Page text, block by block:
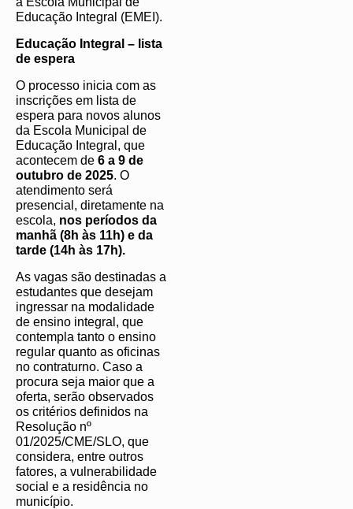
Educação Integral (EMEI).
Educação Integral – lista
de espera
O processo inicia com as
inscrições em lista de
espera para novos alunos
da Escola Municipal de
Educação Integral, que
acontecem de 6 a 9 de
outubro de 2025. O
atendimento será
presencial, diretamente na
escola, nos períodos da
manhã (8h às 11h) e da
tarde (14h às 17h).
As vagas são destinadas a
estudantes que desejam
ingressar na modalidade
de ensino integral, que
contempla tanto o ensino
regular quanto as oficinas
no contraturno. Caso a
procura seja maior que a
oferta, serão observados
os critérios definidos na
Resolução nº
01/2025/CME/SLO, que
considera, entre outros
fatores, a vulnerabilidade
social e a residência no
município.